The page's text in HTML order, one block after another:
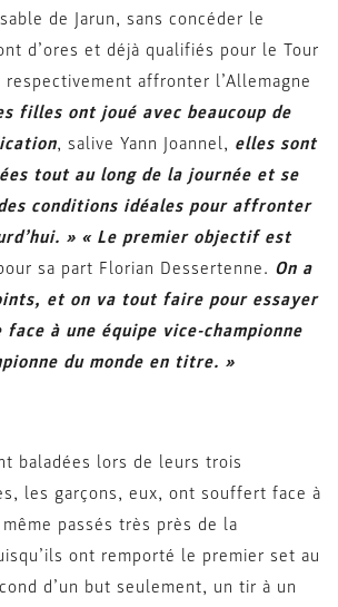
de Jarun, sans concéder le
d’ores et déjà qualifiés pour le Tour
respectivement affronter l’Allemagne
filles ont joué avec beaucoup de
, salive Yann Joannel, elles sont
tout au long de la journée et se
conditions idéales pour affronter
» « Le premier objectif est
sa part Florian Dessertenne. On a
et on va tout faire pour essayer
face à une équipe vice-championne
du monde en titre. »
baladées lors de leurs trois
les garçons, eux, ont souffert face à
passés très près de la
ont remporté le premier set au
d’un but seulement, un tir à un